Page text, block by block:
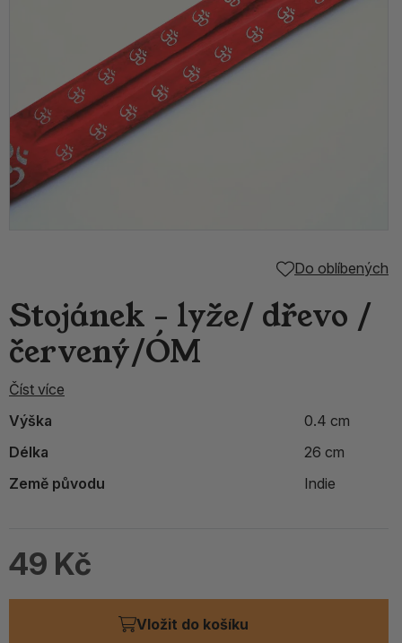
Do oblíbených
Stojánek - lyže/ dřevo /
červený/ÓM
Číst více
Výška
0.4 cm
Délka
26 cm
Země původu
Indie
49 Kč
Vložit do košíku